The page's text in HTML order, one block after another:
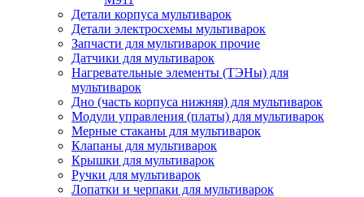
Детали корпуса мультиварок
Детали электросхемы мультиварок
Запчасти для мультиварок прочие
Датчики для мультиварок
Нагревательные элементы (ТЭНы) для
мультиварок
Дно (часть корпуса нижняя) для мультиварок
Модули управления (платы) для мультиварок
Мерные стаканы для мультиварок
Клапаны для мультиварок
Крышки для мультиварок
Ручки для мультиварок
Лопатки и черпаки для мультиварок